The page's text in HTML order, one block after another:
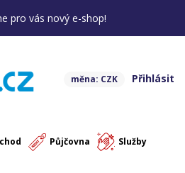
pro vás nový e-shop!
Přihlásit
měna: CZK
Půjčovna Služby